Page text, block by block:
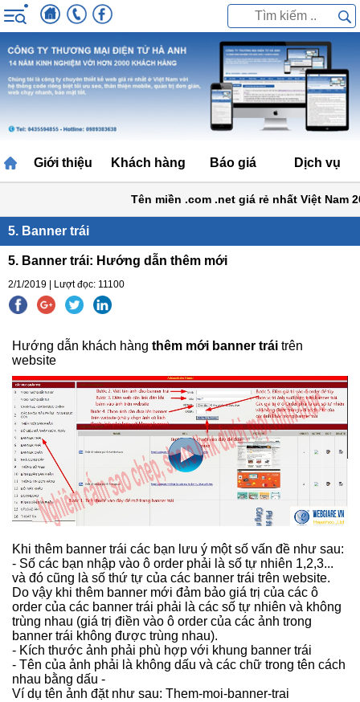
Giới thiệu Khách hàng Báo giá Dịch vụ
Tên miền .com .net giá rẻ nhất Việt Nam
5. Banner trái
5. Banner trái: Hướng dẫn thêm mới
2/1/2019 | Lượt đọc: 11100
Hướng dẫn khách hàng thêm mới banner trái trên
website
Khi thêm banner trái các bạn lưu ý một số vấn đề như sau:
- Số các bạn nhập vào ô order phải là số tự nhiên 1,2,3...
và đó cũng là số thứ tự của các banner trái trên website.
Do vậy khi thêm banner mới đảm bảo giá trị của các ô
order của các banner trái phải là các số tự nhiên và không
trùng nhau (giá trị điền vào ô order của các ảnh trong
banner trái không được trùng nhau).
- Kích thước ảnh phải phù hợp với khung banner trái
- Tên của ảnh phải là không dấu và các chữ trong tên cách
nhau bằng dấu -
Ví dụ tên ảnh đặt như sau: Them-moi-banner-trai